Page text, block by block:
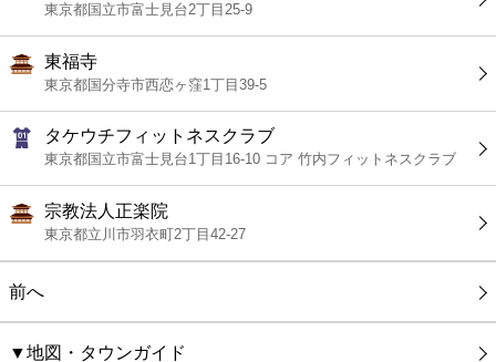
東京都国立市富士見台2丁目25-9
東福寺
東京都国分寺市西恋ヶ窪1丁目39-5
タケウチフィットネスクラブ
東京都国立市富士見台1丁目16-10 コア 竹内フィットネスクラブ
宗教法人正楽院
東京都立川市羽衣町2丁目42-27
前へ
▼地図・タウンガイド